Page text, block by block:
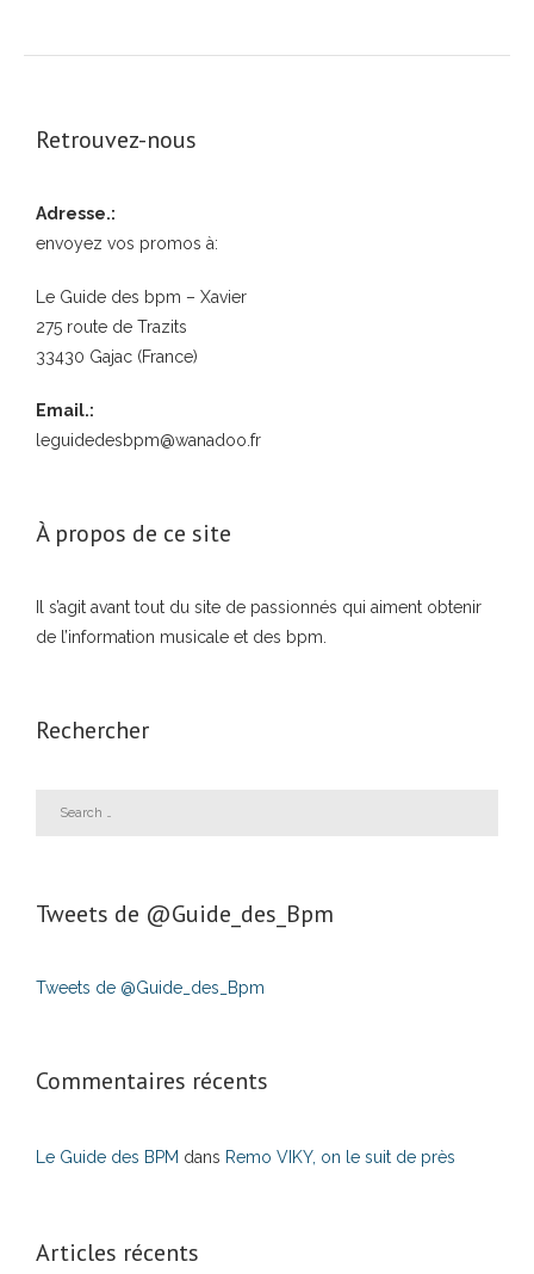
Retrouvez-nous
Adresse.:
envoyez vos promos à:
Le Guide des bpm – Xavier
275 route de Trazits
33430 Gajac (France)
Email.:
leguidedesbpm@wanadoo.fr
À propos de ce site
Il s’agit avant tout du site de passionnés qui aiment obtenir
de l’information musicale et des bpm.
Rechercher
Tweets de ‎@Guide_des_Bpm
Tweets de @Guide_des_Bpm
Commentaires récents
Le Guide des BPM dans Remo VIKY, on le suit de près
Articles récents